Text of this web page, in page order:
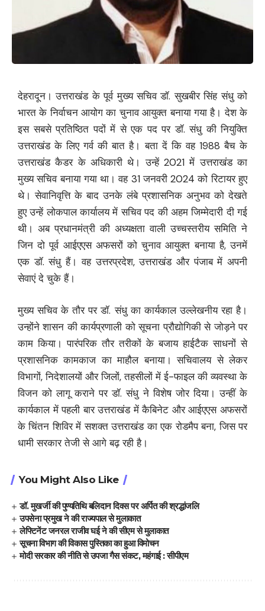
देहरादून। उत्तराखंड के पूर्व मुख्य सचिव डॉ. सुखबीर सिंह संधु को
भारत के निर्वाचन आयोग का चुनाव आयुक्त बनाया गया है। देश के
इस सबसे प्रतिष्ठित पदों में से एक पद पर डॉ. संधु की नियुक्ति
उत्तराखंड के लिए गर्व की बात है। बता दें कि वह 1988 बैच के
उत्तराखंड कैडर के अधिकारी थे। उन्हें 2021 में उत्तराखंड का
मुख्य सचिव बनाया गया था। वह 31 जनवरी 2024 को रिटायर हुए
थे। सेवानिवृत्ति के बाद उनके लंबे प्रशासनिक अनुभव को देखते
हुए उन्हें लोकपाल कार्यालय में सचिव पद की अहम जिम्मेदारी दी गई
थी। अब प्रधानमंत्री की अध्यक्षता वाली उच्चस्तरीय समिति ने
जिन दो पूर्व आईएएस अफसरों को चुनाव आयुक्त बनाया है, उनमें
एक डॉ. संधु हैं। वह उत्तरप्रदेश, उत्तराखंड और पंजाब में अपनी
सेवाएं दे चुके हैं।
मुख्य सचिव के तौर पर डॉ. संधु का कार्यकाल उल्लेखनीय रहा है।
उन्होंने शासन की कार्यप्रणाली को सूचना प्रौद्योगिकी से जोड़ने पर
काम किया। पारंपरिक तौर तरीकों के बजाय हाईटैक साधनों से
प्रशासनिक कामकाज का माहौल बनाया। सचिवालय से लेकर
विभागों, निदेशालयों और जिलों, तहसीलों में ई-फाइल की व्यवस्था के
विजन को लागू कराने पर डॉ. संधु ने विशेष जोर दिया। उन्हीं के
कार्यकाल में पहली बार उत्तराखंड में कैबिनेट और आईएएस अफसरों
के चिंतन शिविर में सशक्त उत्तराखंड का एक रोडमैप बना, जिस पर
धामी सरकार तेजी से आगे बढ़ रही है।
You Might Also Like
डॉ. मुखर्जी की पुण्यतिथि बलिदान दिवस पर अर्पित की श्रद्धांजलि
उपसेना प्रमुख ने की राज्यपाल से मुलाकात
लेफ्टिनेंट जनरल राजीव घई ने की सीएम से मुलाकात
सूचना विभाग की विकास पुस्तिका का हुआ विमोचन
मोदी सरकार की नीति से उपजा गैस संकट, महंगाई : सीपीएम